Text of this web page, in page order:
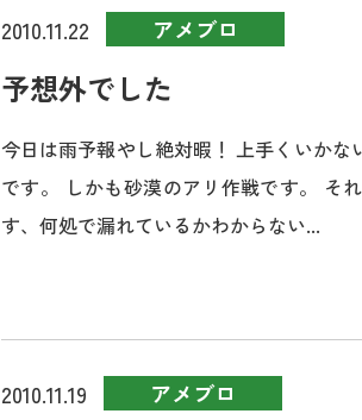
2010.11.22 アメブロ
予想外でした
今日は雨予報やし絶対暇！ 上手くいか
です。 しかも砂漠のアリ作戦です。 そ
す、何処で漏れているかわからない...
2010.11.19 アメブロ